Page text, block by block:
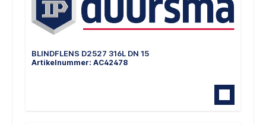
BLINDFLENS D2527 316L DN 15
Artikelnummer: AC42478